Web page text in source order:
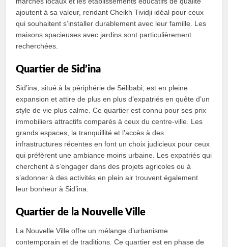
ajoutent à sa valeur, rendant Cheikh Tividji idéal pour ceux
qui souhaitent s’installer durablement avec leur famille. Les
maisons spacieuses avec jardins sont particulièrement
recherchées.
Quartier de Sid’ina
Sid’ina, situé à la périphérie de Sélibabi, est en pleine
expansion et attire de plus en plus d’expatriés en quête d’un
style de vie plus calme. Ce quartier est connu pour ses prix
immobiliers attractifs comparés à ceux du centre-ville. Les
grands espaces, la tranquillité et l’accès à des
infrastructures récentes en font un choix judicieux pour ceux
qui préfèrent une ambiance moins urbaine. Les expatriés qui
cherchent à s’engager dans des projets agricoles ou à
s’adonner à des activités en plein air trouvent également
leur bonheur à Sid’ina.
Quartier de la Nouvelle Ville
La Nouvelle Ville offre un mélange d’urbanisme
contemporain et de traditions. Ce quartier est en phase de